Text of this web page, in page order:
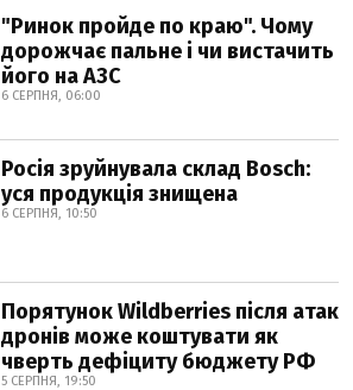
"Ринок пройде по краю". Чому
дорожчає пальне і чи вистачить
його на АЗС
6 СЕРПНЯ, 06:00
Росія зруйнувала склад Bosch:
уся продукція знищена
6 СЕРПНЯ, 10:50
Порятунок Wildberries після атак
дронів може коштувати як
чверть дефіциту бюджету РФ
5 СЕРПНЯ, 19:50